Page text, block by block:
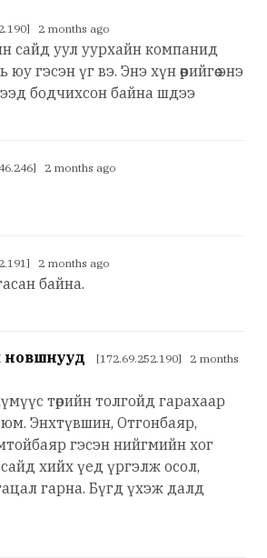
2 months ago
сайд уул уурхайн компанид
юу гэсэн үг вэ. Энэ хүн өөрийгөө энэ
бодчихсон байна шдээ
2 months ago
2 months ago
байна.
новшнууд
[172.69.252.190] 2 months
төрийн толгойд гарахаар
Энхтүвшин, Отгонбаяр,
гэсэн нийгмийн хог
хийх үед үргэлж осол,
гарна. Бүгд үхэж далд